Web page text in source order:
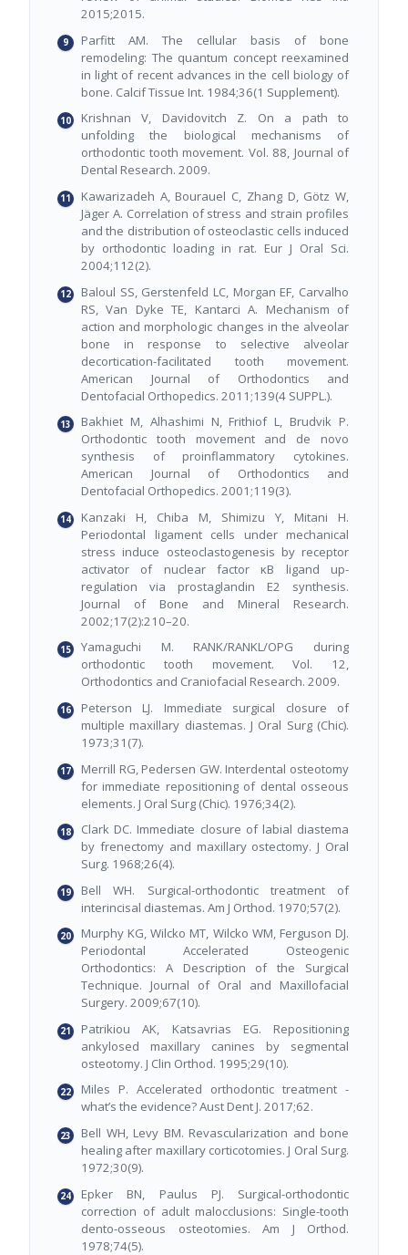
2015;2015.
Parfitt AM. The cellular basis of bone
remodeling: The quantum concept reexamined
in light of recent advances in the cell biology of
bone. Calcif Tissue Int. 1984;36(1 Supplement).
Krishnan V, Davidovitch Z. On a path to
unfolding the biological mechanisms of
orthodontic tooth movement. Vol. 88, Journal of
Dental Research. 2009.
Kawarizadeh A, Bourauel C, Zhang D, Götz W,
Jäger A. Correlation of stress and strain profiles
and the distribution of osteoclastic cells induced
by orthodontic loading in rat. Eur J Oral Sci.
2004;112(2).
Baloul SS, Gerstenfeld LC, Morgan EF, Carvalho
RS, Van Dyke TE, Kantarci A. Mechanism of
action and morphologic changes in the alveolar
bone in response to selective alveolar
decortication-facilitated tooth movement.
American Journal of Orthodontics and
Dentofacial Orthopedics. 2011;139(4 SUPPL.).
Bakhiet M, Alhashimi N, Frithiof L, Brudvik P.
Orthodontic tooth movement and de novo
synthesis of proinflammatory cytokines.
American Journal of Orthodontics and
Dentofacial Orthopedics. 2001;119(3).
Kanzaki H, Chiba M, Shimizu Y, Mitani H.
Periodontal ligament cells under mechanical
stress induce osteoclastogenesis by receptor
activator of nuclear factor κB ligand up-
regulation via prostaglandin E2 synthesis.
Journal of Bone and Mineral Research.
2002;17(2):210–20.
Yamaguchi M. RANK/RANKL/OPG during
orthodontic tooth movement. Vol. 12,
Orthodontics and Craniofacial Research. 2009.
Peterson LJ. Immediate surgical closure of
multiple maxillary diastemas. J Oral Surg (Chic).
1973;31(7).
Merrill RG, Pedersen GW. Interdental osteotomy
for immediate repositioning of dental osseous
elements. J Oral Surg (Chic). 1976;34(2).
Clark DC. Immediate closure of labial diastema
by frenectomy and maxillary ostectomy. J Oral
Surg. 1968;26(4).
Bell WH. Surgical-orthodontic treatment of
interincisal diastemas. Am J Orthod. 1970;57(2).
Murphy KG, Wilcko MT, Wilcko WM, Ferguson DJ.
Periodontal Accelerated Osteogenic
Orthodontics: A Description of the Surgical
Technique. Journal of Oral and Maxillofacial
Surgery. 2009;67(10).
Patrikiou AK, Katsavrias EG. Repositioning
ankylosed maxillary canines by segmental
osteotomy. J Clin Orthod. 1995;29(10).
Miles P. Accelerated orthodontic treatment -
what’s the evidence? Aust Dent J. 2017;62.
Bell WH, Levy BM. Revascularization and bone
healing after maxillary corticotomies. J Oral Surg.
1972;30(9).
Epker BN, Paulus PJ. Surgical-orthodontic
correction of adult malocclusions: Single-tooth
dento-osseous osteotomies. Am J Orthod.
1978;74(5).